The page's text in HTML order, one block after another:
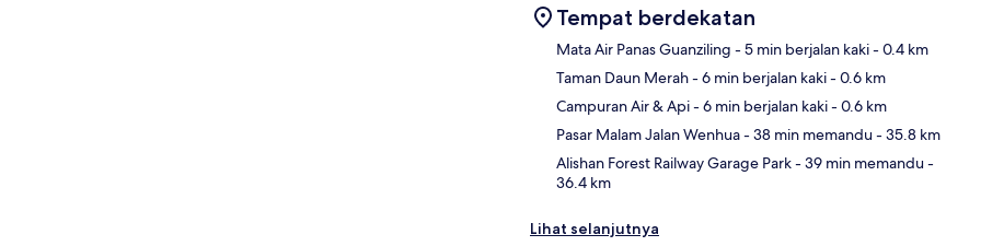
Tempat berdekatan
Mata Air Panas Guanziling - 5 min berjalan kaki- 0.4 km
Taman Daun Merah- 6 min berjalan kaki- 0.6 km
Campuran Air & Api- 6 min berjalan kaki- 0.6 km
Pasar Malam Jalan Wenhua- 38 min memandu- 35.8 km
Alishan Forest Railway Garage Park- 39 min memandu-
36.4 km
Lihat selanjutnya